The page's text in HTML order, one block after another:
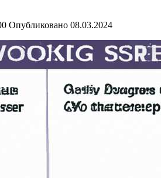
Опубликовано 08.03.2024